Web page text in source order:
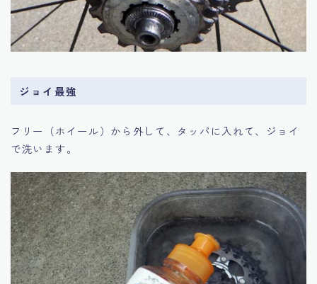
ジョイ最強
フリー（ホイール）から外して、タッパに入れて、ジョイ
で洗います。